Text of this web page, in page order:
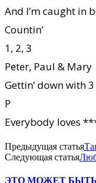
And I’m caught in
Countin’
1, 2, 3
Peter, Paul & Mary
Gettin’ down with 3
P
Everybody loves
Предыдущая статья
Следующая статья
ЭТО МОЖЕТ